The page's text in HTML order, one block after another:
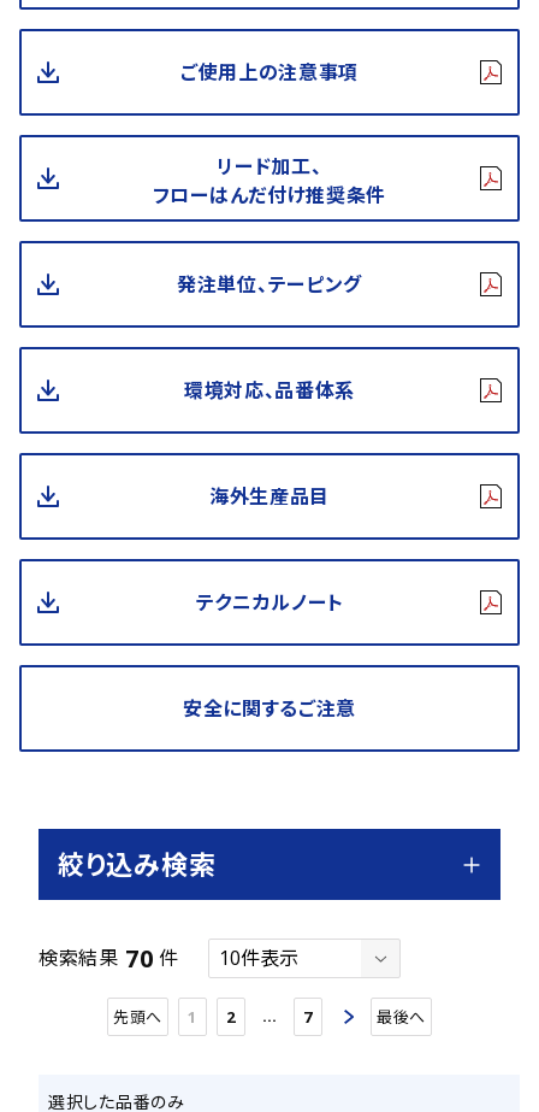
ご使用上の注意事項
リード加工、
フローはんだ付け推奨条件
発注単位、テーピング
環境対応、品番体系
海外生産品目
テクニカルノート
安全に関するご注意
絞り込み検索
検索結果 70 件
先頭へ 1 2 … 7 最後へ
選択した品番のみ